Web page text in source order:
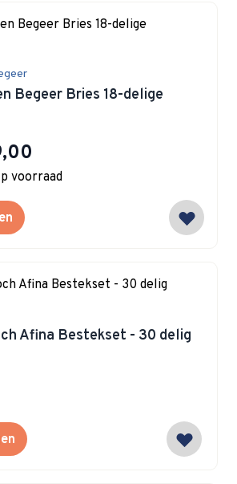
Begeer Bries 18-delige
voorraad
Afina Bestekset - 30 delig